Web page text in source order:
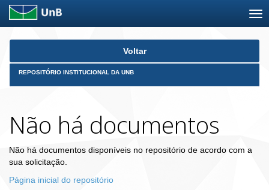
Skip
Voltar
REPOSITÓRIO INSTITUCIONAL DA UNB
Não há documentos
Não há documentos disponíveis no repositório de acordo com a
sua solicitação.
Página inicial do repositório